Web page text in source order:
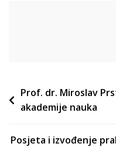
Post
navigation
Prof. dr. Miroslav
akademije nauka
Posjeta i izvođenje